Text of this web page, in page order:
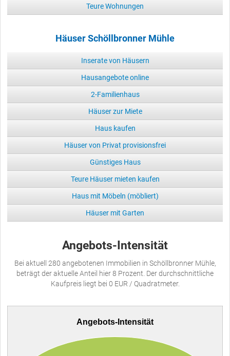
Teure Wohnungen
Häuser Schöllbronner Mühle
Inserate von Häusern
Hausangebote online
2-Familienhaus
Häuser zur Miete
Haus kaufen
Häuser von Privat provisionsfrei
Günstiges Haus
Teure Häuser mieten kaufen
Haus mit Möbeln (möbliert)
Häuser mit Garten
Angebots-Intensität
Bei aktuell 280 angebotenen Immobilien in Schöllbronner Mühle,
beträgt der aktuelle Anteil hier 8 Prozent. Der durchschnittliche
Kaufpreis liegt bei 0 EUR / Quadratmeter.
Angebots-Intensität